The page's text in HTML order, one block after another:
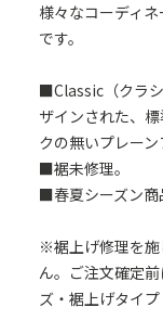
様々なコーディ
です。
■Classic（クラ
ザインされた、
クの無いプレーン
■裾未修理。
■春夏シーズン商
※裾上げ修理を施
ん。ご注文確定
ズ・裾上げタイ